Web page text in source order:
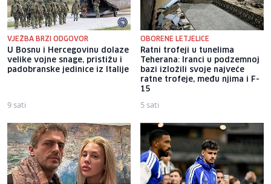
VJEŽBA BRZI ODGOVOR
U Bosnu i Hercegovinu dolaze
velike vojne snage, pristižu i
padobranske jedinice iz Italije
9 sati
OBORENE LETJELICE
Ratni trofeji u tunelima
Teherana: Iranci u podzemnoj
bazi izložili svoje najveće
ratne trofeje, među njima i F-
15
5 sati